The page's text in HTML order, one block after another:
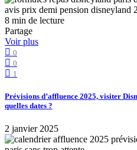
8 min de lecture
Partage
Voir plus
0
0
1
Prévisions d’affluence 2025, visiter
quelles dates ?
2 janvier 2025